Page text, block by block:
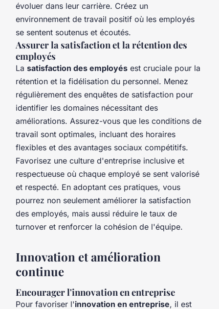
évoluer dans leur carrière. Créez un
environnement de travail positif où les employés
se sentent soutenus et écoutés.
Assurer la satisfaction et la rétention des
employés
La satisfaction des employés est cruciale pour la
rétention et la fidélisation du personnel. Menez
régulièrement des enquêtes de satisfaction pour
identifier les domaines nécessitant des
améliorations. Assurez-vous que les conditions de
travail sont optimales, incluant des horaires
flexibles et des avantages sociaux compétitifs.
Favorisez une culture d'entreprise inclusive et
respectueuse où chaque employé se sent valorisé
et respecté. En adoptant ces pratiques, vous
pourrez non seulement améliorer la satisfaction
des employés, mais aussi réduire le taux de
turnover et renforcer la cohésion de l'équipe.
Innovation et amélioration
continue
Encourager l'innovation en entreprise
Pour favoriser l'innovation en entreprise, il est